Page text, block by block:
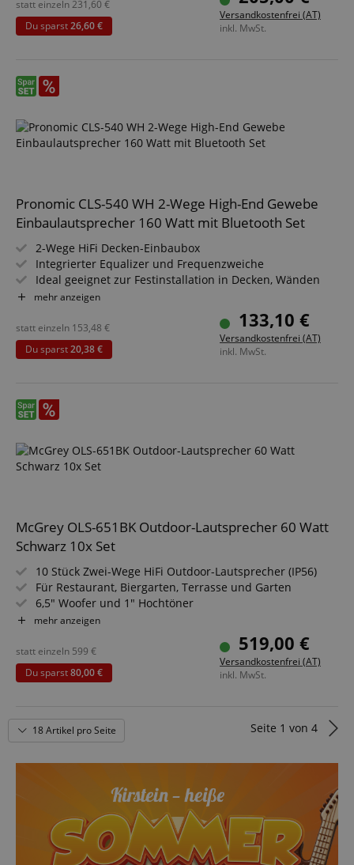
Versandkostenfrei (AT)
inkl. MwSt.
statt einzeln231,60 €
Du sparst26,60 €
Pronomic CLS-540 WH 2-Wege High-End Gewebe
Einbaulautsprecher 160 Watt mit Bluetooth Set
2-Wege HiFi Decken-Einbaubox
Integrierter Equalizer und Frequenzweiche
Ideal geeignet zur Festinstallation in Decken, Wänden
und Fahrzeugen
Belastbarkeit: 40/80/160 Watt (RMS/Musikleistung/Peak)
5,25" (133 mm) Gewebe-Woofer, 0,75" (19 mm) Titanium-
Kalotten-Hochtöner
Sparset inklusive Mini-Hifi-Verstärker und
mehr anzeigen
133,10 €
Versandkostenfrei (AT)
inkl. MwSt.
statt einzeln 153,48 €
Du sparst20,38 €
McGrey OLS-651BK Outdoor-Lautsprecher 60 Watt
Schwarz 10x Set
10 Stück Zwei-Wege HiFi Outdoor-Lautsprecher (IP56)
Für Restaurant, Biergarten, Terrasse und Garten
6,5" Woofer und 1" Hochtöner
Belastbarkeit: 60 Watt @ 8 Ohm
Frequenzbereich: 75 Hz - 20 kHz
mehr anzeigen
519,00 €
Versandkostenfrei (AT)
inkl. MwSt.
statt einzeln 599 €
Du sparst80,00 €
18 Artikel pro Seite Seite 1 von 4